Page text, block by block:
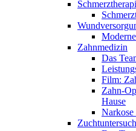
Zahnmedizin
Das
Film:
Zahn-
Hause
Narkose